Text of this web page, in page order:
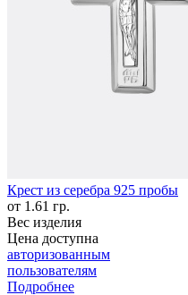
Крест из серебра 925 пробы
от 1.61 гр.
Вес изделия
Цена доступна
авторизованным
пользователям
Подробнее